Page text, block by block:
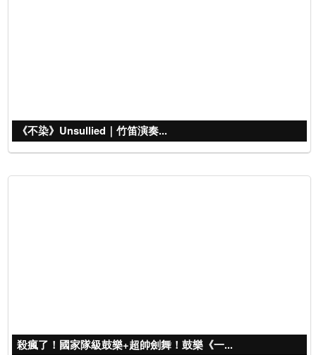
《不染》Unsullied｜竹笛演奏...
殺瘋了！國家隊級鼓樂+超帥劍舞！鼓樂《一...